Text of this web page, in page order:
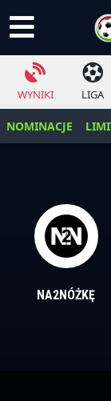
WYNIKI LIGA
NOMINACJE
NA2NÓŻKĘ